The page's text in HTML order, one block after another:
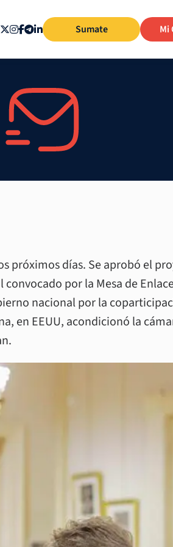
Sumate Mi
próximos días. Se aprobó el
por la Mesa de
nacional por la
en EEUU, acondicionó la